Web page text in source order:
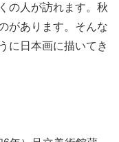
の人が訪れます。秋
があります。そんな
に日本画に描いてき